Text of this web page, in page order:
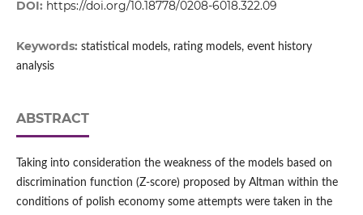
DOI: https://doi.org/10.18778/0208-6018.322.09
Keywords: statistical models, rating models, event history
analysis
ABSTRACT
Taking into consideration the weakness of the models based on
discrimination function (Z-score) proposed by Altman within the
conditions of polish economy some attempts were taken in the